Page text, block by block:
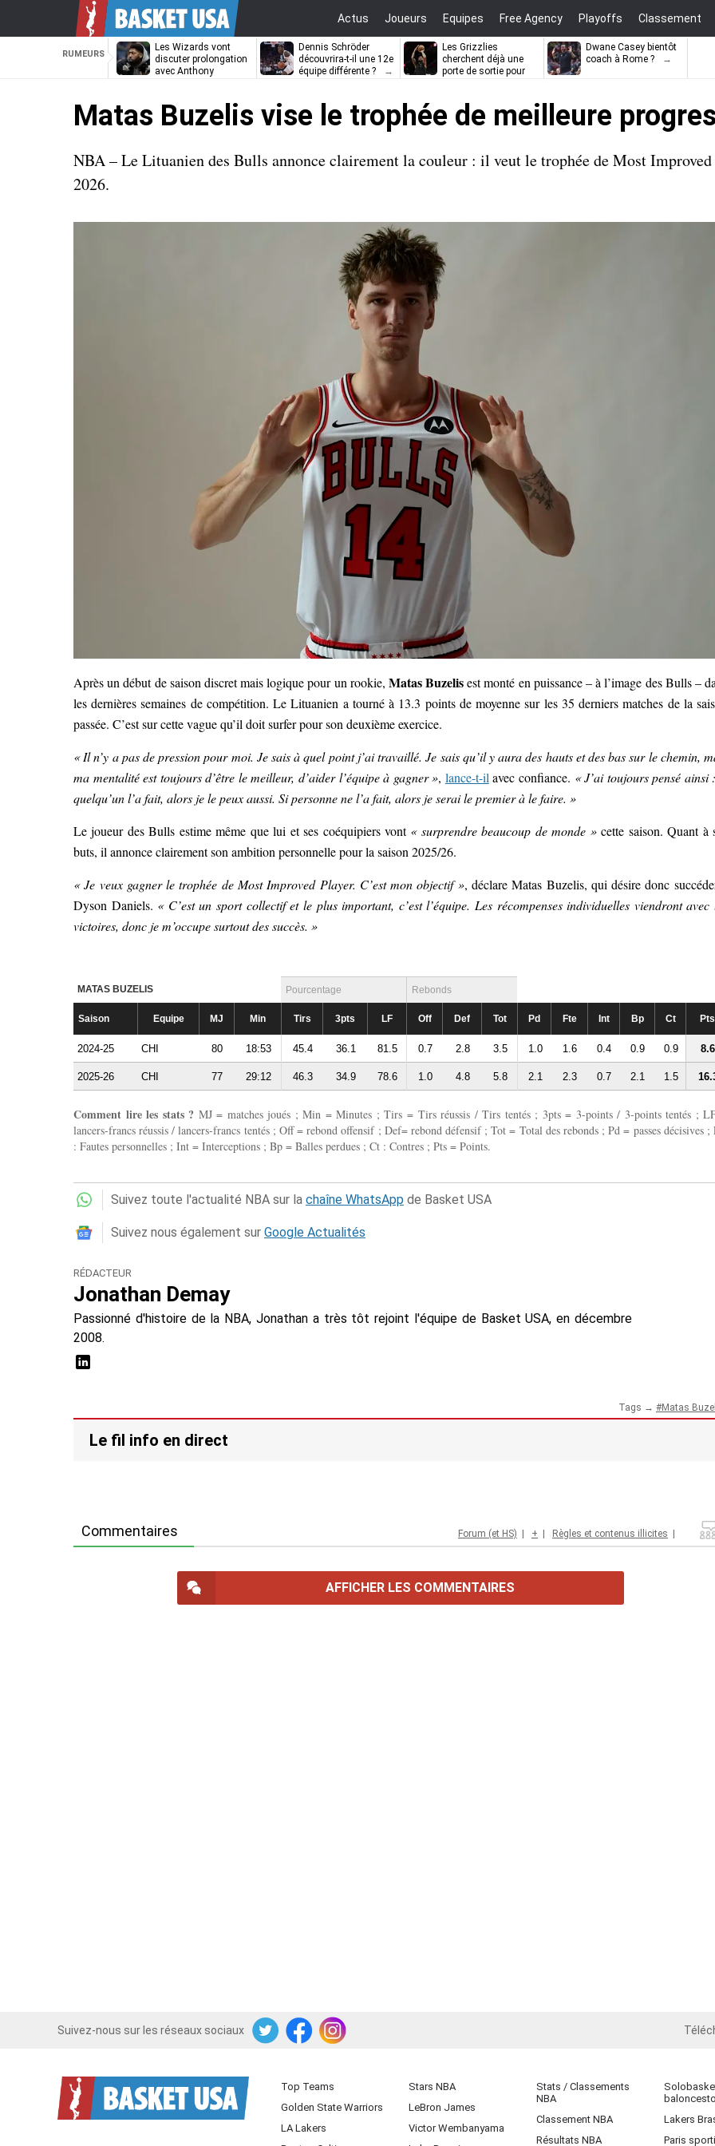
Actus Joueurs Equipes Free Agency Playoffs Classement
RUMEURS
Les Wizards vont
discuter prolongation
avec Anthony
Dennis Schröder
découvrira-t-il une 12e
équipe différente ?
Les Grizzlies
cherchent déjà une
porte de sortie pour
Dwane Casey bientôt
coach à Rome ?
Matas Buzelis vise le trophée de meilleure
NBA – Le Lituanien des Bulls annonce clairement la couleur : il veut le trophée de Most Improved
2026.
Après un début de saison discret mais logique pour un rookie, Matas Buzelisest monté en puissance – à l’image des Bulls –
les dernières semaines de compétition. Le Lituanien a tourné à 13.3 points de moyenne sur les 35 derniers matches de la
passée. C’est sur cette vague qu’il doit surfer pour son deuxième exercice.
« Il n’y a pas de pression pour moi. Je sais à quel point j’ai travaillé. Je sais qu’il y aura des hauts et des bas sur le chemin,
ma mentalité est toujours d’être le meilleur, d’aider l’équipe à gagner », lance-t-il avec confiance. « J’ai toujours pensé ainsi
quelqu’un l’a fait, alors je le peux aussi. Si personne ne l’a fait, alors je serai le premier à le faire. »
Le joueur des Bulls estime même que lui et ses coéquipiers vont « surprendre beaucoup de monde »cette saison. Quant à
buts, il annonce clairement son ambition personnelle pour la saison 2025/26.
« Je veux gagner le trophée de Most Improved Player. C’est mon objectif », déclare Matas Buzelis, qui désire donc
Dyson Daniels. « C’est un sport collectif et le plus important, c’est l’équipe. Les récompenses individuelles viendront avec
victoires, donc je m’occupe surtout des succès. »
MATAS BUZELIS Pourcentage Rebonds
Saison Equipe MJ Min Tirs 3pts LF Off Def Tot Pd Fte Int Bp Ct Pts
2024-25 CHI 80 18:53 45.4 36.1 81.5 0.7 2.8 3.5 1.0 1.6 0.4 0.9 0.9 8.6
2025-26 CHI 77 29:12 46.3 34.9 78.6 1.0 4.8 5.8 2.1 2.3 0.7 2.1 1.5
Comment lire les stats ? MJ = matches joués ; Min = Minutes ; Tirs = Tirs réussis / Tirs tentés ; 3pts = 3-points / 3-points tentés ;
lancers-francs réussis / lancers-francs tentés ; Off = rebond offensif ; Def= rebond défensif ; Tot = Total des rebonds ; Pd = passes décisives ;
: Fautes personnelles ; Int = Interceptions ; Bp = Balles perdues ; Ct : Contres ; Pts = Points.
Suivez toute l'actualité NBA sur la chaîne WhatsApp de Basket USA
Suivez nous également sur Google Actualités
RÉDACTEUR
Jonathan Demay
Passionné d'histoire de la NBA, Jonathan a très tôt rejoint l'équipe de Basket USA, en décembre
2008.
Tags → Matas
Le fil info en direct
Commentaires Forum (et HS) | + | Règles et contenus illicites |
AFFICHER LES COMMENTAIRES
Suivez-nous sur les réseaux sociaux
TwitterFacebookInstagram iOS
Top Teams
Golden State Warriors
LA Lakers
Stars NBA
LeBron James
Victor Wembanyama
Stats / Classements
NBA
Classement NBA
Résultats NBA
baloncesto
Lakers
Paris